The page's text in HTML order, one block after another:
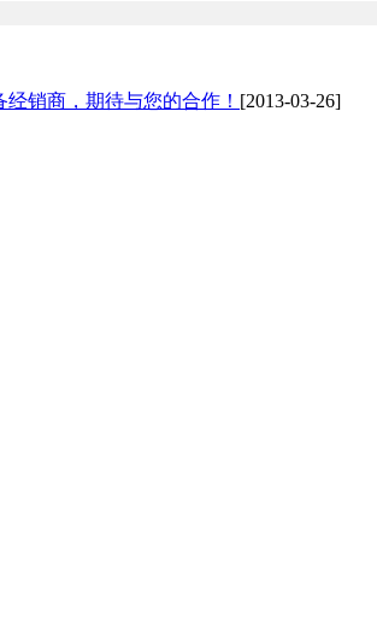
销商，期待与您的合作！ [2013-03-26]